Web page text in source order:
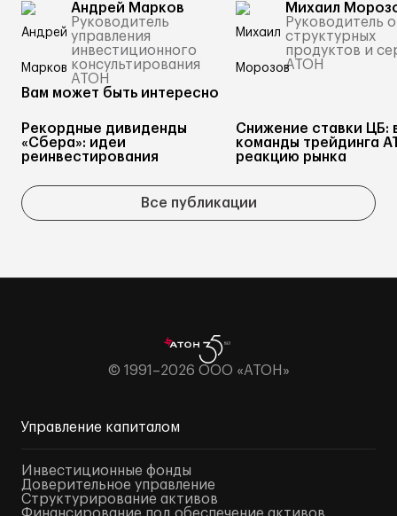
Андрей Марков
Руководитель
управления
инвестиционного
консультирования
АТОН
Михаил
Руководитель
структурных
продуктов и
АТОН
Вам может быть интересно
Рекордные дивиденды
«Сбера»: идеи
реинвестирования
Снижение ставки ЦБ:
команды трейдинга
реакцию рынка
Все публикации
© 1991–2026 ООО «АТОН»
Управление капиталом
Инвестиционные фонды
Доверительное управление
Структурирование активов